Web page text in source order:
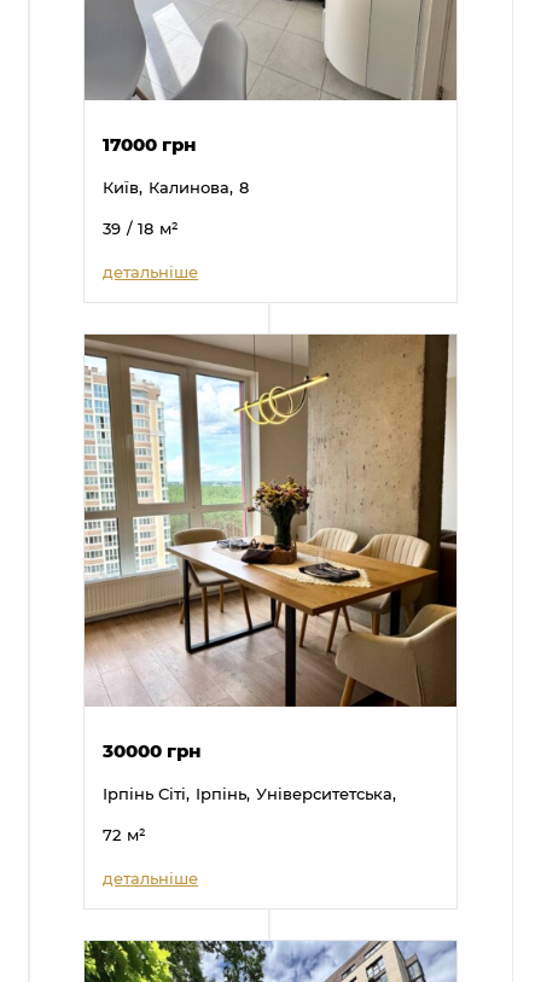
17000 грн
Київ, Калинова, 8
39 / 18 м²
детальніше
30000 грн
Ірпінь Сіті, Ірпінь, Університетська,
72 м²
детальніше